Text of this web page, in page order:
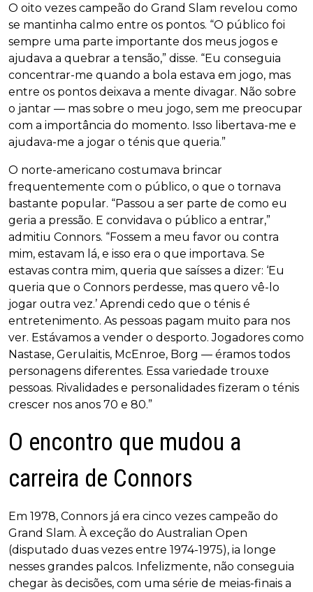
O oito vezes campeão do Grand Slam revelou como
se mantinha calmo entre os pontos. “O público foi
sempre uma parte importante dos meus jogos e
ajudava a quebrar a tensão,” disse. “Eu conseguia
concentrar-me quando a bola estava em jogo, mas
entre os pontos deixava a mente divagar. Não sobre
o jantar — mas sobre o meu jogo, sem me preocupar
com a importância do momento. Isso libertava-me e
ajudava-me a jogar o ténis que queria.”
O norte-americano costumava brincar
frequentemente com o público, o que o tornava
bastante popular. “Passou a ser parte de como eu
geria a pressão. E convidava o público a entrar,”
admitiu Connors. “Fossem a meu favor ou contra
mim, estavam lá, e isso era o que importava. Se
estavas contra mim, queria que saísses a dizer: ‘Eu
queria que o Connors perdesse, mas quero vê-lo
jogar outra vez.’ Aprendi cedo que o ténis é
entretenimento. As pessoas pagam muito para nos
ver. Estávamos a vender o desporto. Jogadores como
Nastase, Gerulaitis, McEnroe, Borg — éramos todos
personagens diferentes. Essa variedade trouxe
pessoas. Rivalidades e personalidades fizeram o ténis
crescer nos anos 70 e 80.”
O encontro que mudou a
carreira de Connors
Em 1978, Connors já era cinco vezes campeão do
Grand Slam. À exceção do Australian Open
(disputado duas vezes entre 1974-1975), ia longe
nesses grandes palcos. Infelizmente, não conseguia
chegar às decisões, com uma série de meias-finais a